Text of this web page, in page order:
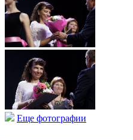
Еще фотографии